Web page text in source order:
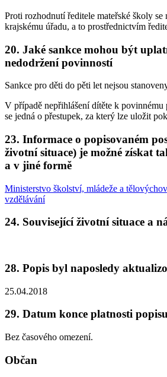
Proti rozhodnutí ředitele mateřské školy se
krajskému úřadu, a to prostřednictvím
20. Jaké sankce mohou být
nedodržení povinností
Sankce pro děti do pěti let nejsou
V případě nepřihlášení dítěte k
se jedná o přestupek, za který lze uložit
23. Informace o popisovaném
životní situace) je možné získat
a v jiné formě
Ministerstvo školství, mládeže a
vzdělávání
24. Související životní situace a
28. Popis byl naposledy
25.04.2018
29. Datum konce platnosti popisu
Bez časového omezení.
Občan